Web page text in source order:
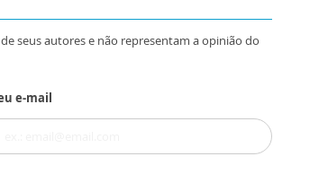
seus autores e não representam a opinião do
e-mail